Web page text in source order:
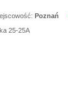
Poznań
25-25A